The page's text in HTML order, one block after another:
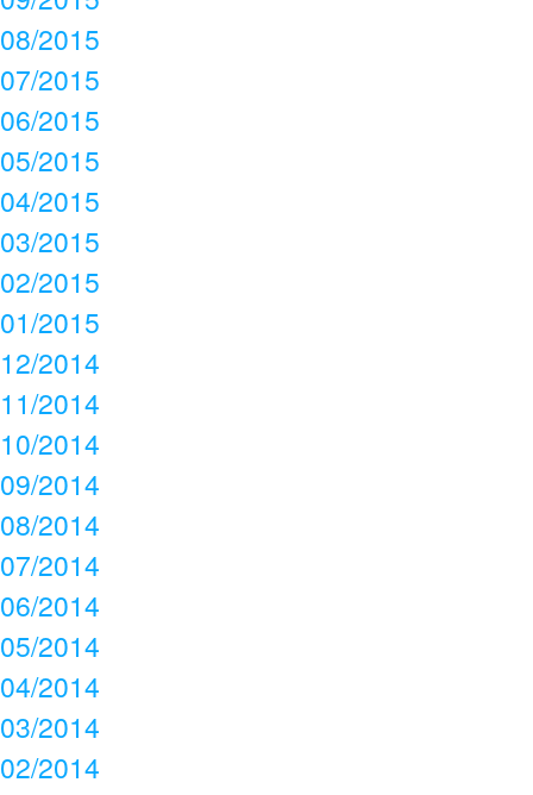
08/2015
07/2015
06/2015
05/2015
04/2015
03/2015
02/2015
01/2015
12/2014
11/2014
10/2014
09/2014
08/2014
07/2014
06/2014
05/2014
04/2014
03/2014
02/2014